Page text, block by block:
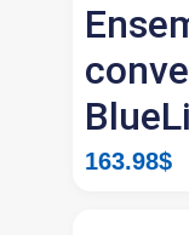
163.98$